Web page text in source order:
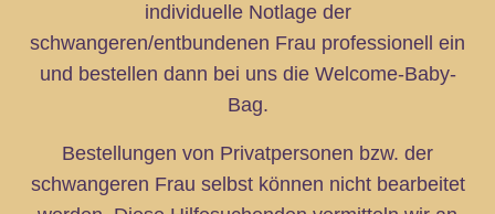
individuelle Notlage der
schwangeren/entbundenen Frau professionell ein
und bestellen dann bei uns die Welcome-Baby-
Bag.
Bestellungen von Privatpersonen bzw. der
schwangeren Frau selbst können nicht bearbeitet